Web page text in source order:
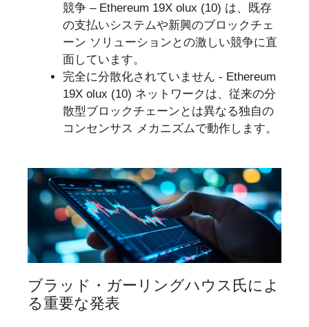
競争 – Ethereum 19X olux (10) は、既存
の支払いシステムや新興のブロックチェ
ーン ソリューションとの激しい競争に直
面しています。
完全に分散化されていません - Ethereum
19X olux (10) ネットワークは、従来の分
散型ブロックチェーンとは異なる独自の
コンセンサス メカニズムで動作します。
ブラッド・ガーリングハウス氏によ
る重要な発表